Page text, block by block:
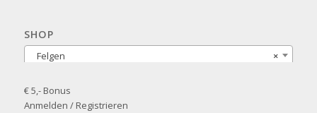
SHOP
×
Felgen
€ 5,- Bonus
Anmelden / Registrieren